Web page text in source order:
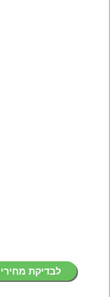
לבדיקת